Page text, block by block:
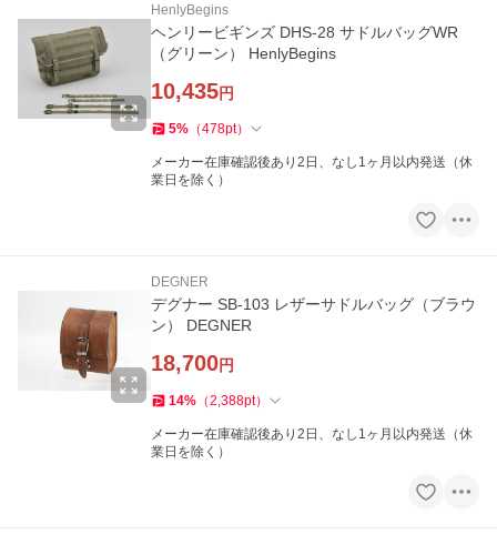
HenlyBegins
ヘンリービギンズ DHS-28 サドルバッグWR
（グリーン） HenlyBegins
10,435円
5% （478pt）
メーカー在庫確認後あり2日、なし1ヶ月以内発送（休
業日を除く）
DEGNER
デグナー SB-103 レザーサドルバッグ（ブラウ
ン） DEGNER
18,700円
14% （2,388pt）
メーカー在庫確認後あり2日、なし1ヶ月以内発送（休
業日を除く）